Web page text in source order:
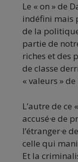
Le « on » de
indéfini mais
de la
partie de
riches et des
de classe
« valeurs »
L’autre de ce
accusé·e de
l’étranger·e
celle qui
Et la